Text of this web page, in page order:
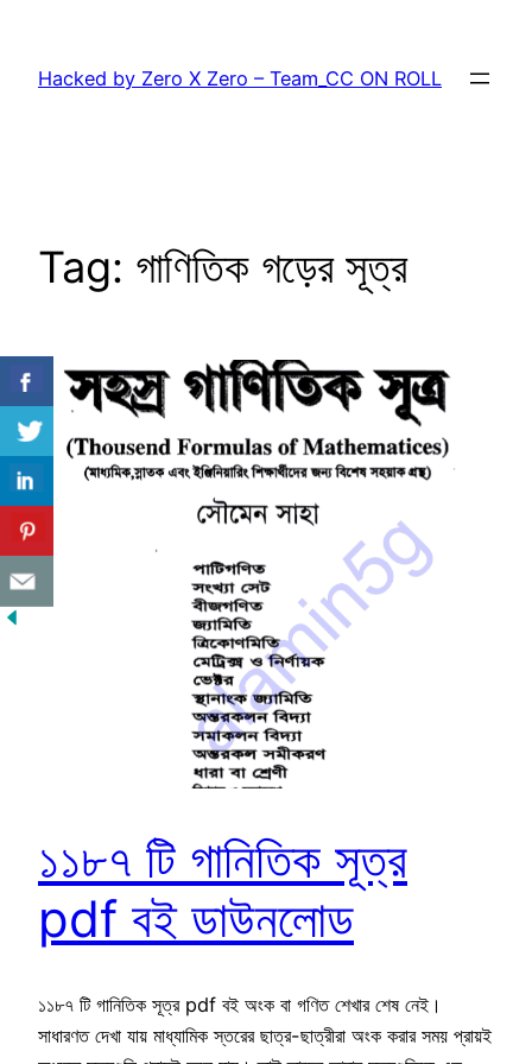
content
Hacked by Zero X Zero – Team_CC ON ROLL
Tag: গাণিতিক গড়ের সূত্র
১১৮৭ টি গানিতিক সূত্র
pdf বই ডাউনলোড
১১৮৭ টি গানিতিক সূত্র pdf বই অংক বা গণিত শেখার শেষ নেই।
সাধারণত দেখা যায় মাধ্যামিক স্তরের ছাত্র-ছাত্রীরা অংক করার সময় প্রায়ই